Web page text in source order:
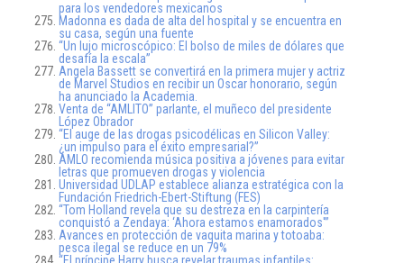
para los vendedores mexicanos
Madonna es dada de alta del hospital y se encuentra en
su casa, según una fuente
“Un lujo microscópico: El bolso de miles de dólares que
desafía la escala”
Angela Bassett se convertirá en la primera mujer y actriz
de Marvel Studios en recibir un Oscar honorario, según
ha anunciado la Academia.
Venta de “AMLITO” parlante, el muñeco del presidente
López Obrador
“El auge de las drogas psicodélicas en Silicon Valley:
¿un impulso para el éxito empresarial?”
AMLO recomienda música positiva a jóvenes para evitar
letras que promueven drogas y violencia
Universidad UDLAP establece alianza estratégica con la
Fundación Friedrich-Ebert-Stiftung (FES)
“Tom Holland revela que su destreza en la carpintería
conquistó a Zendaya: ‘Ahora estamos enamorados'”
Avances en protección de vaquita marina y totoaba:
pesca ilegal se reduce en un 79%